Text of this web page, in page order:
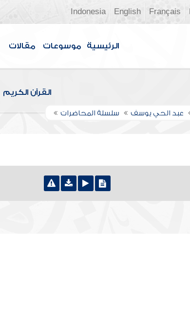
Français
English
Indonesia
الرئيسية موسوعات مقالات
القرآن الكريم
عبد الحي يوسف سلسلة المحاضرات